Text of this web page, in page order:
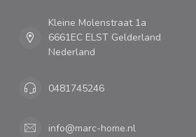
Kleine Molenstraat 1a
6661EC ELST Gelderland
Nederland
0481745246
info@marc-home.nl